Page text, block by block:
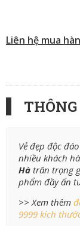
Liên hệ mua
Vẻ đẹp độc
nhiều khách
Hà trân trọng
phẩm đầy ấn
>> Xem thêm
9999 kích